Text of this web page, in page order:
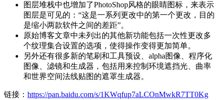
图层堆栈中也增加了PhotoShop风格的眼睛图标，来表示
图层是可见的：“这是一系列更改中的第一个更改，目的
是缩小两款软件之间的差距”。
原始博客文章中未列出的其他新功能包括一次性更改多
个纹理集合设置的选项，使得操作变得更加简单。
另外还有很多新的笔刷和工具预设、alpha图像、程序化
图像、滤镜和生成器，包括用来控制环境遮挡光、曲率
和世界空间法线贴图的遮罩生成器。
链接： https://pan.baidu.com/s/1KWqfup7aLCOnMwkR7TT0Kg